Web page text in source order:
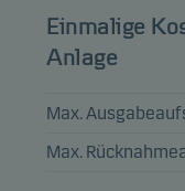
NETFLIX INC
15.06.2030
Einmalige
Anlage
Max.
Max.